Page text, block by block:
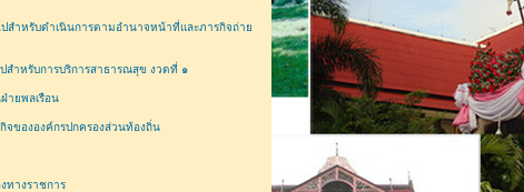
ำหรับดำเนินการตามอำนาจหน้าที่และภารกิจถ่าย
ำหรับการบริการสาธารณสุข งวดที่ ๑
ายพลเรือน
จขององค์กรปกครองส่วนท้องถิ่น
ทางราชการ